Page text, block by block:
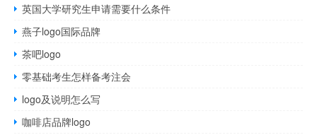
英国大学研究生申请需要什么条件
燕子logo国际品牌
茶吧logo
零基础考生怎样备考注会
logo及说明怎么写
咖啡店品牌logo